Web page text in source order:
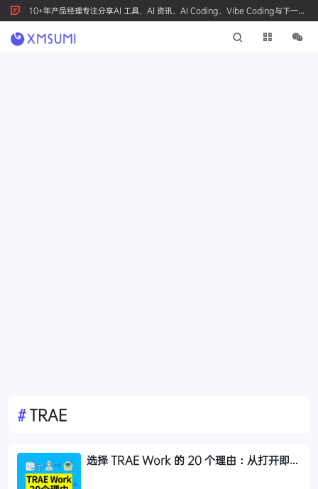
10+年产品经理专注分享AI 工具、AI 资讯、AI Coding、Vibe Coding与下一代
产品创新，按 Ctrl+D 收藏我们
#TRAE
选择 TRAE Work 的 20 个理由：从打开即用